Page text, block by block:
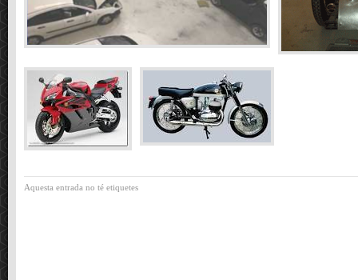
Aquesta entrada no té etiquetes